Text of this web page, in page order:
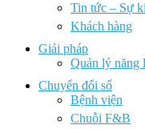
Tin tức – Sự
Khách hàng
Giải pháp
Quản lý năng
Chuyển đổi số
Bệnh viện
Chuỗi F&B